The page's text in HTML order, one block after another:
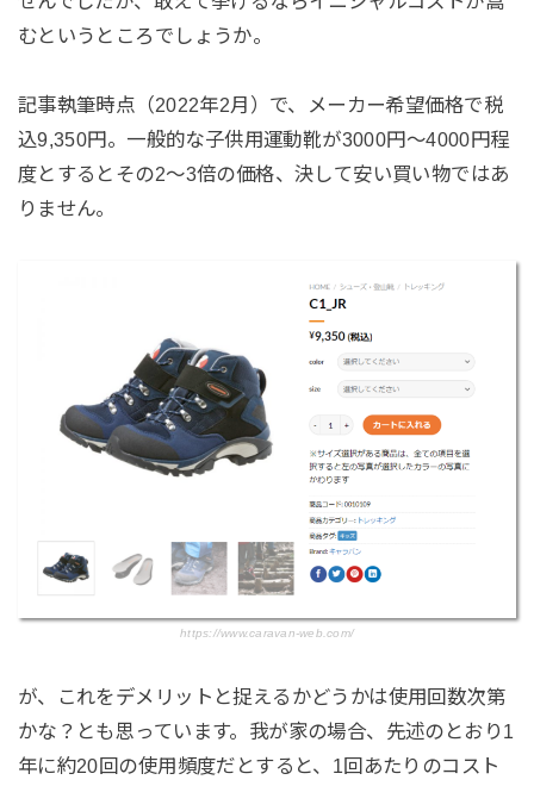
むというところでしょうか。
記事執筆時点（2022年2月）で、メーカー希望価格で税
込9,350円。一般的な子供用運動靴が3000円～4000円程
度とするとその2～3倍の価格、決して安い買い物ではあ
りません。
https://www.caravan-web.com/
が、これをデメリットと捉えるかどうかは使用回数次第
かな？とも思っています。我が家の場合、先述のとおり1
年に約20回の使用頻度だとすると、1回あたりのコスト